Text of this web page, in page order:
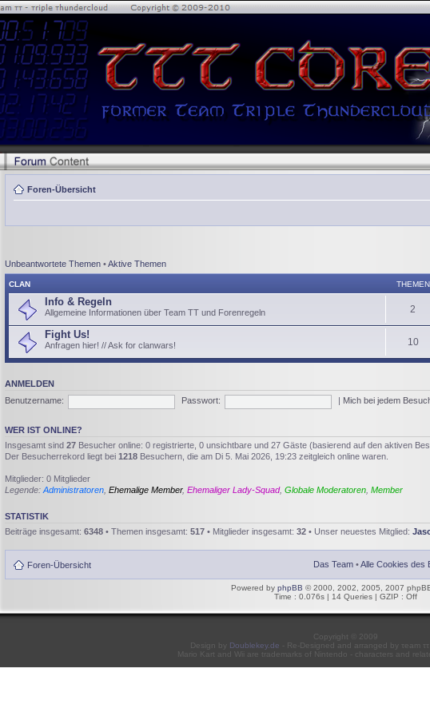
Foren-Übersicht
Unbeantwortete Themen •Aktive Themen
CLAN THEMEN
Info & Regeln
Allgemeine Informationen über Team TT und Forenregeln 2
Fight Us!
Anfragen hier! // Ask for clanwars! 10
ANMELDEN
Benutzername:
Passwort: Mich bei jedem
WER IST ONLINE?
Insgesamt sind 27 Besucher online: 0 registrierte, 0 unsichtbare und 27 Gäste (basierend auf den aktiven
Der Besucherrekord liegt bei 1218 Besuchern, die am Di 5. Mai 2026, 19:23 zeitgleich online waren.
Mitglieder: 0 Mitglieder
Legende: Administratoren Ehemalige Member, Ehemaliger Lady-Squad, Globale Moderatoren Member
STATISTIK
Beiträge insgesamt: 6348 • Themen insgesamt: 517 • Mitglieder insgesamt: 32 • Unser neuestes Mitglied:
Foren-Übersicht Das Team •Alle Cookies des
Powered by phpBB © 2000, 2002, 2005, 2007
Time : 0.076s | 14 Queries | GZIP : Off
Copyright © 2009
Design by Doublekey.de - Re-Designed and arranged by τeam
Mario Kart and Wii are trademarks of Nintendo - characters and